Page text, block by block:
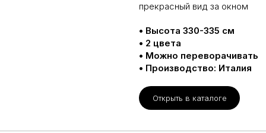
прекрасный вид за окном
• Высота 330-335 см
• 2 цвета
• Можно переворачивать
• Производство: Италия
Открыть в каталоге